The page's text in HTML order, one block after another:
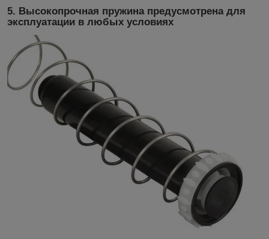
5. Высокопрочная пружина предусмотрена для
эксплуатации в любых условиях